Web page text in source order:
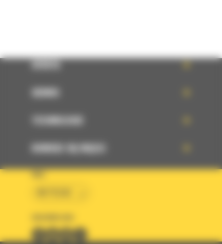
OFERTA
SERWIS
TECHNOLOGIE
DOWIEDZ SIĘ WIĘCEJ
KRAJ